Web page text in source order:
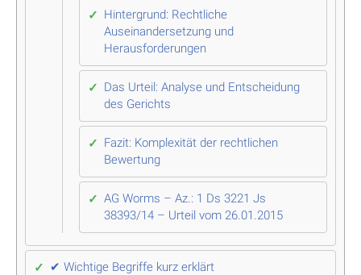
Hintergrund: Rechtliche
Auseinandersetzung und
Herausforderungen
Das Urteil: Analyse und Entscheidung
des Gerichts
Fazit: Komplexität der rechtlichen
Bewertung
AG Worms – Az.: 1 Ds 3221 Js
38393/14 – Urteil vom 26.01.2015
✔ Wichtige Begriffe kurz erklärt